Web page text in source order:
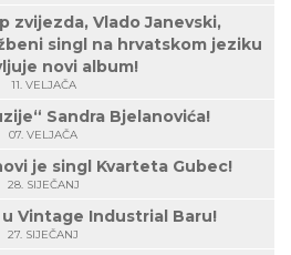
zvijezda, Vlado Janevski,
singl na hrvatskom jeziku
novi album!
11. VELJAČA
Sandra Bjelanovića!
07. VELJAČA
je singl Kvarteta Gubec!
28. SIJEČANJ
Vintage Industrial Baru!
27. SIJEČANJ